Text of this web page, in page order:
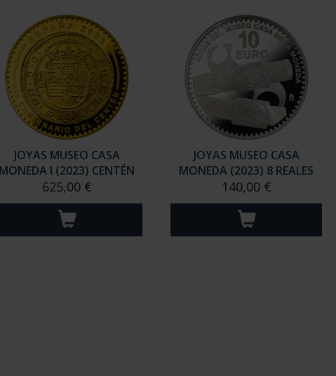
JOYAS MUSEO CASA
MONEDA I (2023) CENTÉN
625,00 €
JOYAS MUSEO CASA
MONEDA (2023) 8 REALES
140,00 €